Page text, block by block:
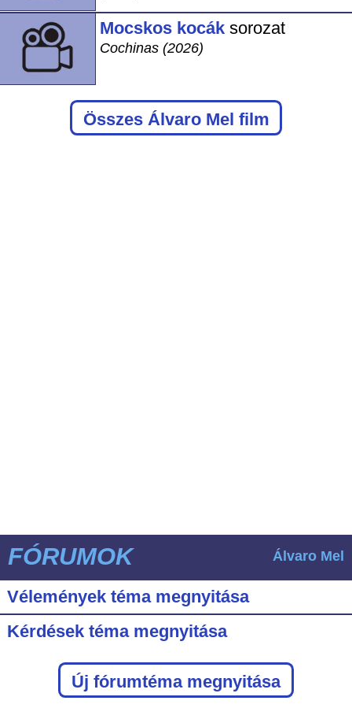
Mocskos kocák sorozat
Cochinas (2026)
Összes Álvaro Mel film
FÓRUMOK Álvaro Mel
Vélemények téma megnyitása
Kérdések téma megnyitása
Új fórumtéma megnyitása